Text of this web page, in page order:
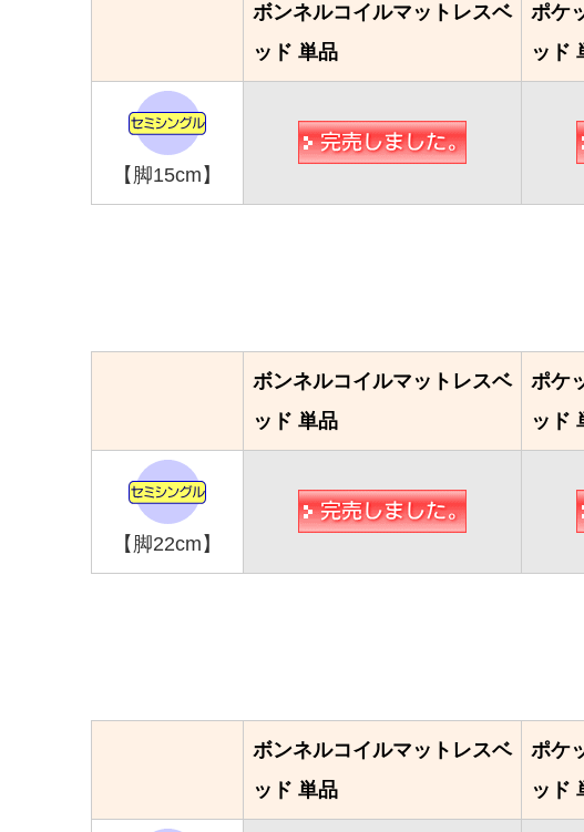
ボンネルコイルマットレスベ
ッド 単品
ポケ
ッド
【脚15cm】
ボンネルコイルマットレスベ
ッド 単品
ポケ
ッド
【脚22cm】
ボンネルコイルマットレスベ
ッド 単品
ポケ
ッド